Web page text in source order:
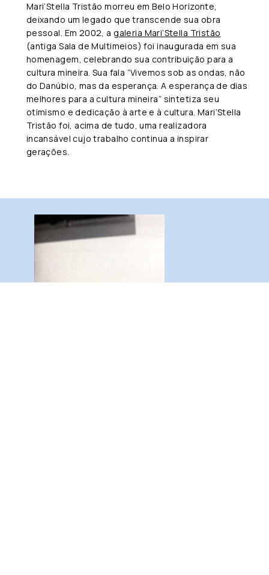
Mari’Stella Tristão morreu em Belo Horizonte,
deixando um legado que transcende sua obra
pessoal. Em 2002, agaleria Mari’Stella Tristão
(antiga Sala de Multimeios) foi inaugurada em sua
homenagem, celebrando sua contribuição para a
cultura mineira. Sua fala “Vivemos sob as ondas, não
do Danúbio, mas da esperança. A esperança de dias
melhores para a cultura mineira” sintetiza seu
otimismo e dedicação à arte e à cultura. Mari’Stella
Tristão foi, acima de tudo, uma realizadora
incansável cujo trabalho continua a inspirar
gerações.